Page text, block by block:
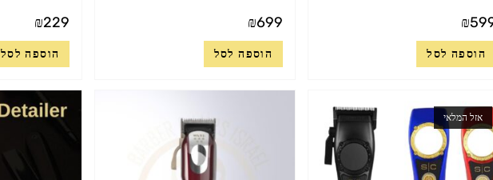
₪
הוספה לסל
₪699
הוספה לסל
₪229
הוספה לסל
אזל המלאי